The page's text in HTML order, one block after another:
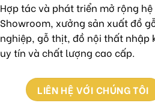
Hợp tác và phát triển mở rộng
Showroom, xưởng sản xuất đồ
nghiệp, gỗ thịt, đồ nội thất nhập
uy tín và chất lượng cao cấp.
LIÊN HỆ VỚI CHÚNG TÔI